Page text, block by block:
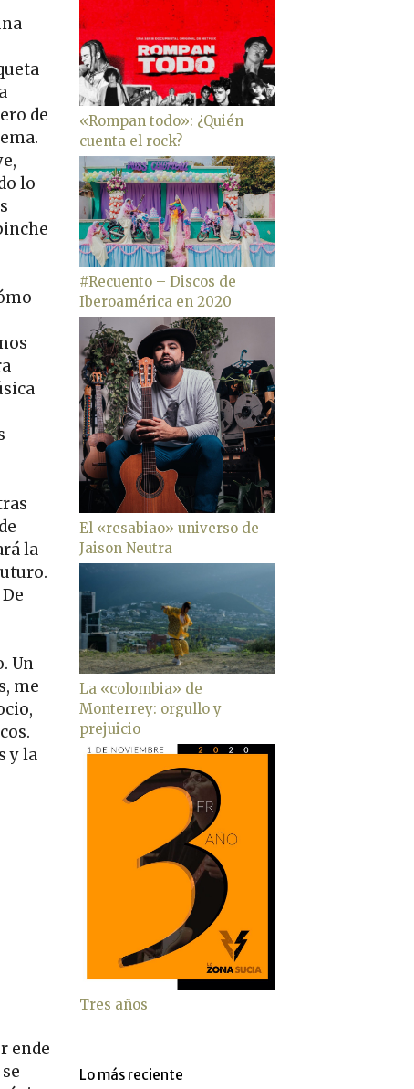
de
lo
la
Un
me
y la
ende
«Rompan todo»: ¿Quién
cuenta el rock?
#Recuento – Discos de
Iberoamérica en 2020
El «resabiao» universo de
Jaison Neutra
La «colombia» de
Monterrey: orgullo y
prejuicio
Tres años
Lo más reciente